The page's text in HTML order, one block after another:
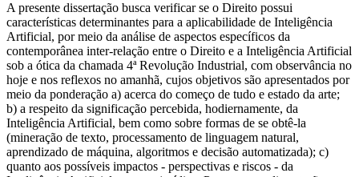
A presente dissertação busca verificar se o Direito possui
características determinantes para a aplicabilidade de Inteligência
Artificial, por meio da análise de aspectos específicos da
contemporânea inter-relação entre o Direito e a Inteligência Artificial
sob a ótica da chamada 4ª Revolução Industrial, com observância no
hoje e nos reflexos no amanhã, cujos objetivos são apresentados por
meio da ponderação a) acerca do começo de tudo e estado da arte;
b) a respeito da significação percebida, hodiernamente, da
Inteligência Artificial, bem como sobre formas de se obtê-la
(mineração de texto, processamento de linguagem natural,
aprendizado de máquina, algoritmos e decisão automatizada); c)
quanto aos possíveis impactos - perspectivas e riscos - da